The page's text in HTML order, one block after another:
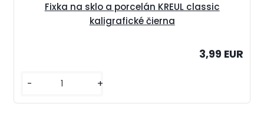
Fixka na sklo a porcelán KREUL classic
kaligrafické čierna
3,99 EUR
- +